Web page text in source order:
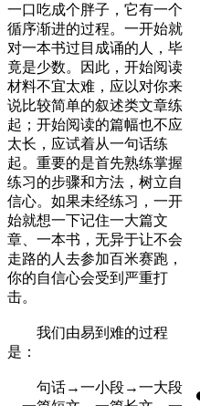
一口吃成个胖子，它有一个
循序渐进的过程。一开始就
对一本书过目成诵的人，毕
竟是少数。因此，开始阅读
材料不宜太难，应以对你来
说比较简单的叙述类文章练
起；开始阅读的篇幅也不应
太长，应试着从一句话练
起。重要的是首先熟练掌握
练习的步骤和方法，树立自
信心。如果未经练习，一开
始就想一下记住一大篇文
章、一本书，无异于让不会
走路的人去参加百米赛跑，
你的自信心会受到严重打
击。
我们由易到难的过程
是：
句话→一小段→一大段